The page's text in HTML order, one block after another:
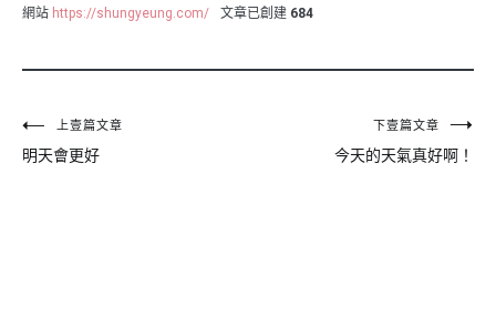
網站 https://shungyeung.com/ 文章已創建 684
文
章
上壹篇文章
明天會更好
下壹篇文章
今天的天氣真好啊！